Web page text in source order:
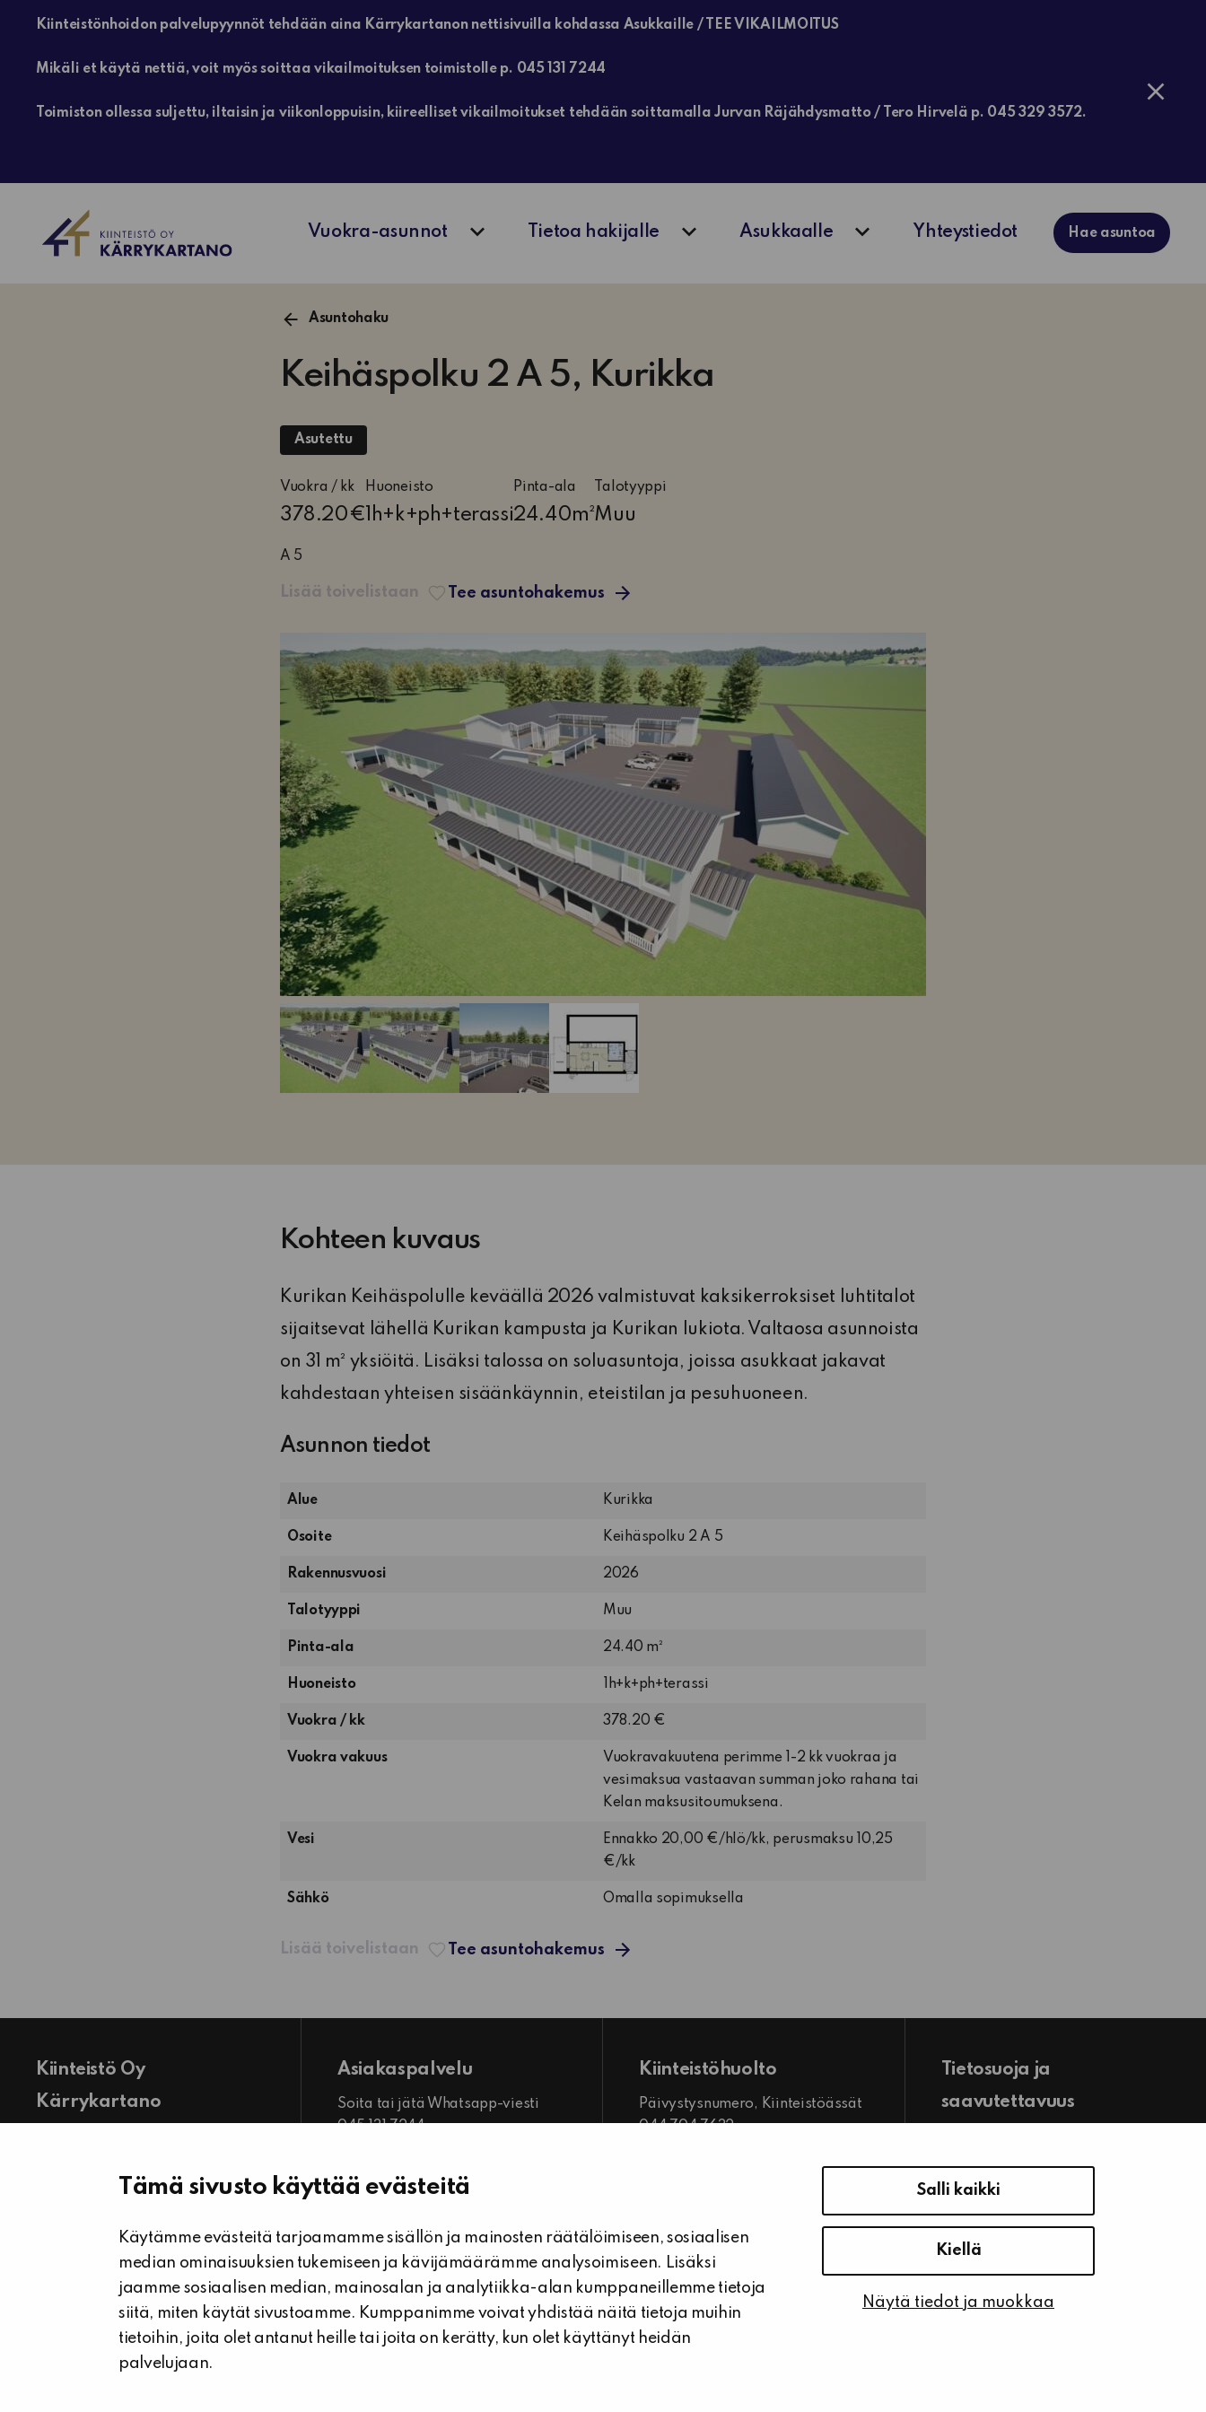
Tämä sivusto käyttää evästeitä
Käytämme evästeitä tarjoamamme sisällön ja mainosten räätälöimiseen, sosiaalisen
median ominaisuuksien tukemiseen ja kävijämäärämme analysoimiseen. Lisäksi
jaamme sosiaalisen median, mainosalan ja analytiikka-alan kumppaneillemme tietoja
siitä, miten käytät sivustoamme. Kumppanimme voivat yhdistää näitä tietoja muihin
tietoihin, joita olet antanut heille tai joita on kerätty, kun olet käyttänyt heidän
palvelujaan.
Salli kaikki
Kiellä
Näytä tiedot ja muokkaa
Kiinteistönhoidon palvelupyynnöt tehdään aina Kärrykartanon nettisivuilla kohdassa Asukkaille / TEE VIKAILMOITUS
Mikäli et käytä nettiä, voit myös soittaa vikailmoituksen toimistolle p. 045 131 7244
Toimiston ollessa suljettu, iltaisin ja viikonloppuisin, kiireelliset vikailmoitukset tehdään soittamalla Jurvan Räjähdysmatto / Tero Hirvelä p. 045 329 3572.
Vuokra-asunnot
Tietoa hakijalle
Asukkaalle
Yhteystiedot Hae asuntoa
Asuntohaku
Keihäspolku 2 A 5, Kurikka
Asutettu
Vuokra / kk
378.20€
Huoneisto
1h+k+ph+terassi
1
huone,
terassi
Pinta-ala
24.40m²
Talotyyppi
Muu
A 5
Lisää toivelistaan Tee asuntohakemus
Kohteen kuvaus
Kurikan Keihäspolulle keväällä 2026 valmistuvat kaksikerroksiset luhtitalot
sijaitsevat lähellä Kurikan kampusta ja Kurikan lukiota. Valtaosa asunnoista
on 31 m² yksiöitä. Lisäksi talossa on soluasuntoja, joissa asukkaat jakavat
kahdestaan yhteisen sisäänkäynnin, eteistilan ja pesuhuoneen.
Asunnon tiedot
Alue Kurikka
Osoite Keihäspolku 2 A 5
Rakennusvuosi 2026
Talotyyppi Muu
Pinta-ala 24.40 m²
Huoneisto 1h+k+ph+terassi
1
keittiö,
pesuhuone
Vuokra / kk 378.20 €
Vuokra vakuus
Vuokravakuutena perimme 1-2 kk vuokraa ja
vesimaksua vastaavan summan joko rahana tai
Kelan maksusitoumuksena.
Vesi
Ennakko 20,00 €/hlö/kk, perusmaksu 10,25
€/kk
Sähkö Omalla sopimuksella
Lisää toivelistaan Tee asuntohakemus
Kiinteistö Oy
Kärrykartano
61300 Kurikka
Yhteystiedot
Facebook
Asiakaspalvelu
Soita tai jätä Whatsapp-viesti
045 131 7244
ma-pe klo 8.00–16.00
Kiinteistöhuolto
Päivystysnumero, Kiinteistöässät
044 704 7632
Tietosuoja ja
saavutettavuus
Tietosuoja
Saavutettavuusseloste
© Kiinteistö Oy Kärrykartano